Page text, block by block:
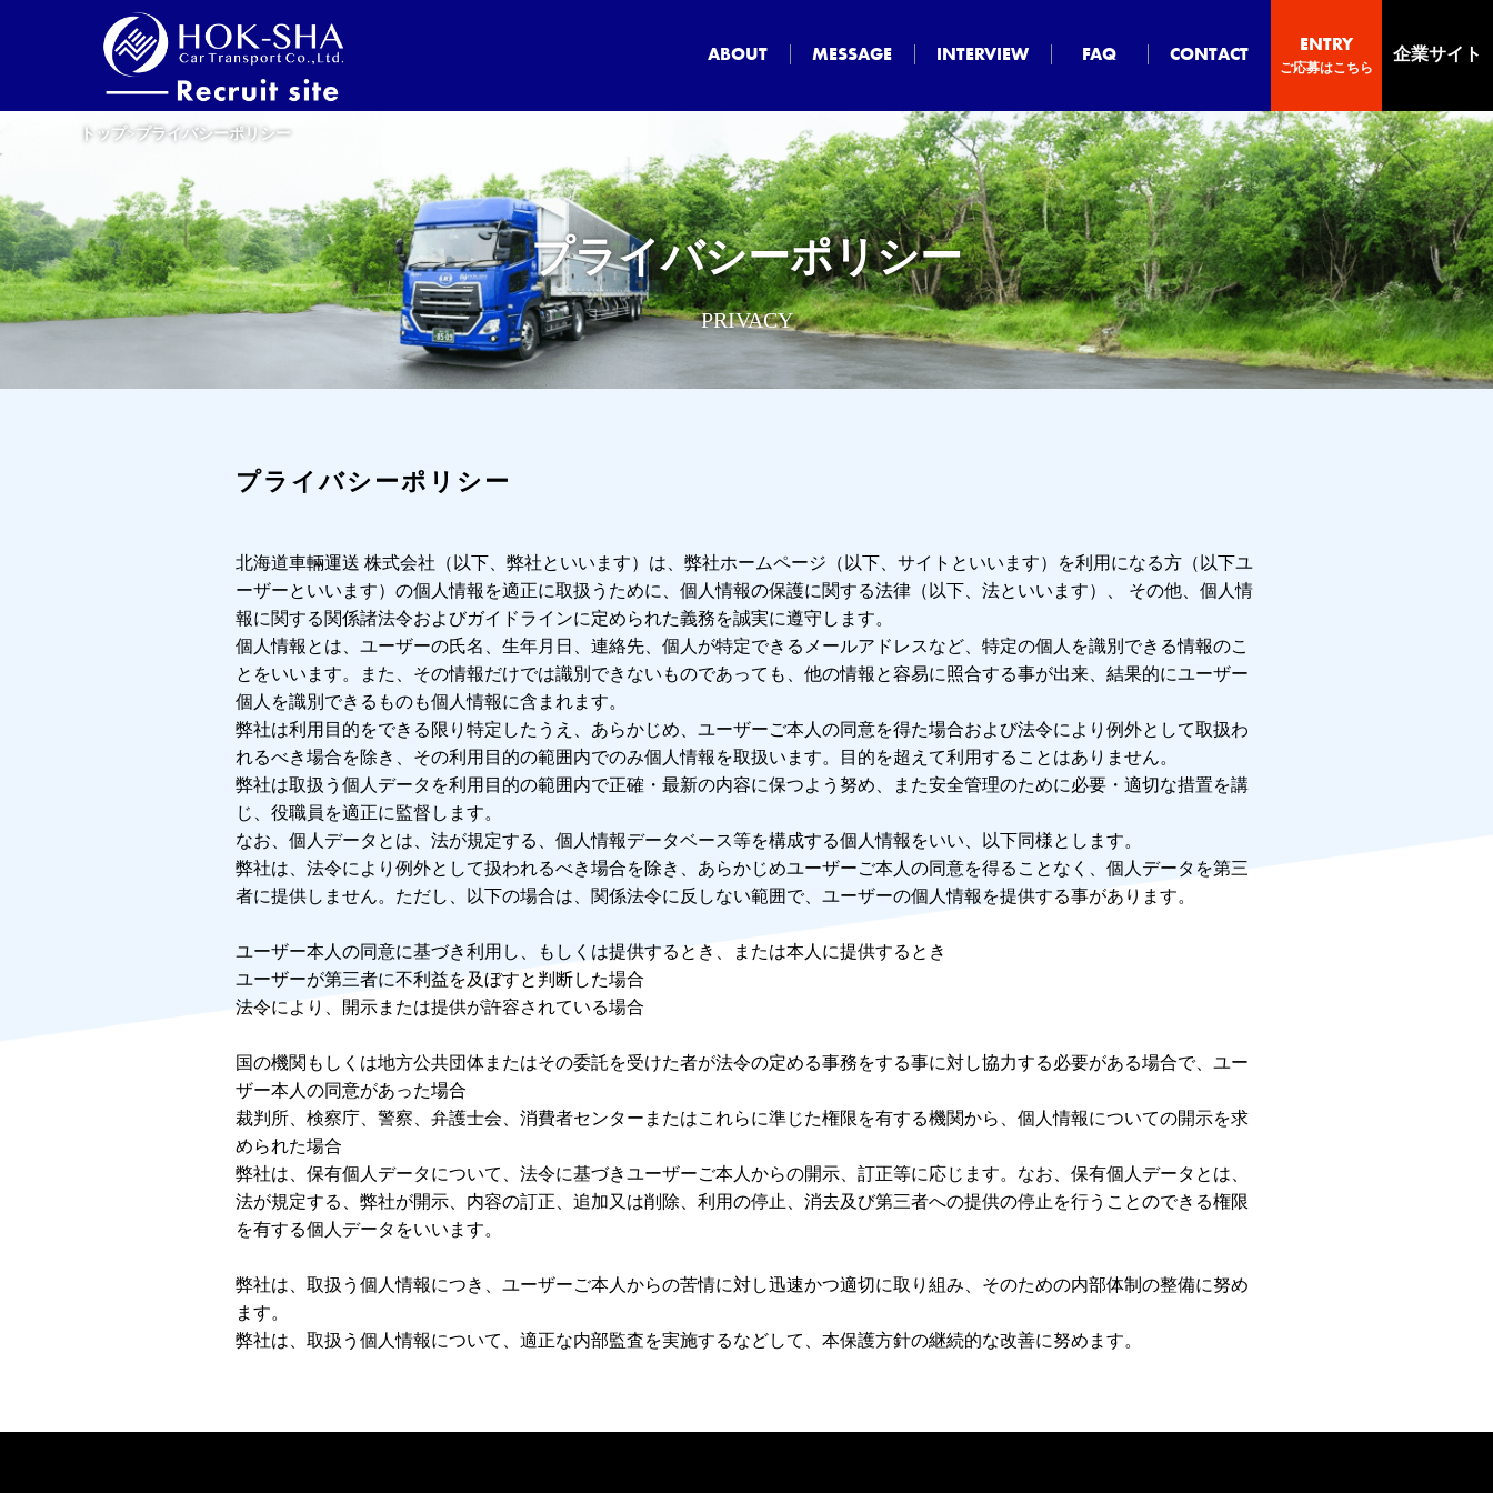
ABOUT MESSAGE INTERVIEW FAQ CONTACT ENTRY
ご応募はこちら
企業サイト
トップ> プライバシーポリシー
プライバシーポリシー
PRIVACY
プライバシーポリシー
北海道車輛運送 株式会社（以下、弊社といいます）は、弊社ホームページ（以下、サイトといいます）を利用になる方（以下ユ
ーザーといいます）の個人情報を適正に取扱うために、個人情報の保護に関する法律（以下、法といいます）、 その他、個人情
報に関する関係諸法令およびガイドラインに定められた義務を誠実に遵守します。
個人情報とは、ユーザーの氏名、生年月日、連絡先、個人が特定できるメールアドレスなど、特定の個人を識別できる情報のこ
とをいいます。また、その情報だけでは識別できないものであっても、他の情報と容易に照合する事が出来、結果的にユーザー
個人を識別できるものも個人情報に含まれます。
弊社は利用目的をできる限り特定したうえ、あらかじめ、ユーザーご本人の同意を得た場合および法令により例外として取扱わ
れるべき場合を除き、その利用目的の範囲内でのみ個人情報を取扱います。目的を超えて利用することはありません。
弊社は取扱う個人データを利用目的の範囲内で正確・最新の内容に保つよう努め、また安全管理のために必要・適切な措置を講
じ、役職員を適正に監督します。
なお、個人データとは、法が規定する、個人情報データベース等を構成する個人情報をいい、以下同様とします。
弊社は、法令により例外として扱われるべき場合を除き、あらかじめユーザーご本人の同意を得ることなく、個人データを第三
者に提供しません。ただし、以下の場合は、関係法令に反しない範囲で、ユーザーの個人情報を提供する事があります。
ユーザー本人の同意に基づき利用し、もしくは提供するとき、または本人に提供するとき
ユーザーが第三者に不利益を及ぼすと判断した場合
法令により、開示または提供が許容されている場合
国の機関もしくは地方公共団体またはその委託を受けた者が法令の定める事務をする事に対し協力する必要がある場合で、ユー
ザー本人の同意があった場合
裁判所、検察庁、警察、弁護士会、消費者センターまたはこれらに準じた権限を有する機関から、個人情報についての開示を求
められた場合
弊社は、保有個人データについて、法令に基づきユーザーご本人からの開示、訂正等に応じます。なお、保有個人データとは、
法が規定する、弊社が開示、内容の訂正、追加又は削除、利用の停止、消去及び第三者への提供の停止を行うことのできる権限
を有する個人データをいいます。
弊社は、取扱う個人情報につき、ユーザーご本人からの苦情に対し迅速かつ適切に取り組み、そのための内部体制の整備に努め
ます。
弊社は、取扱う個人情報について、適正な内部監査を実施するなどして、本保護方針の継続的な改善に努めます。